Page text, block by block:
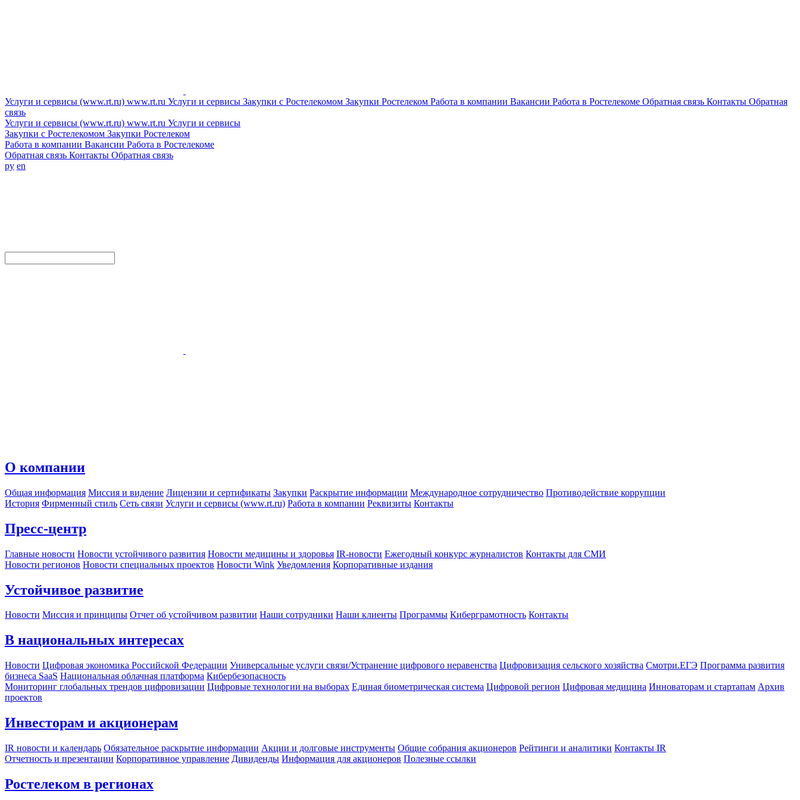
Услуги и сервисы (www.rt.ru) www.rt.ru Услуги и сервисы Закупки с Ростелекомом Закупки Ростелеком Работа в компании Вакансии Работа в Ростелекоме Обратная связь Контакты Обратная
связь
Услуги и сервисы (www.rt.ru) www.rt.ru Услуги и сервисы
Закупки с Ростелекомом Закупки Ростелеком
Работа в компании Вакансии Работа в Ростелекоме
Обратная связь Контакты Обратная связь
ру en
О компании
Общая информация Миссия и видение Лицензии и сертификаты Закупки Раскрытие информации Международное сотрудничество Противодействие коррупции
История Фирменный стиль Сеть связи Услуги и сервисы (www.rt.ru) Работа в компании Реквизиты Контакты
Пресс-центр
Главные новости Новости устойчивого развития Новости медицины и здоровья IR-новости Ежегодный конкурс журналистов Контакты для СМИ
Новости регионов Новости специальных проектов Новости Wink Уведомления Корпоративные издания
Устойчивое развитие
Новости Миссия и принципы Отчет об устойчивом развитии Наши сотрудники Наши клиенты Программы Киберграмотность Контакты
В национальных интересах
Новости Цифровая экономика Российской Федерации Универсальные услуги связи/Устранение цифрового неравенства Цифровизация сельского хозяйства Смотри.ЕГЭ Программа развития
бизнеса SaaS Национальная облачная платформа Кибербезопасность
Мониторинг глобальных трендов цифровизации Цифровые технологии на выборах Единая биометрическая система Цифровой регион Цифровая медицина Инноваторам и стартапам Архив
проектов
Инвесторам и акционерам
IR новости и календарь Обязательное раскрытие информации Акции и долговые инструменты Общие собрания акционеров Рейтинги и аналитики Контакты IR
Отчетность и презентации Корпоративное управление Дивиденды Информация для акционеров Полезные ссылки
Ростелеком в регионах